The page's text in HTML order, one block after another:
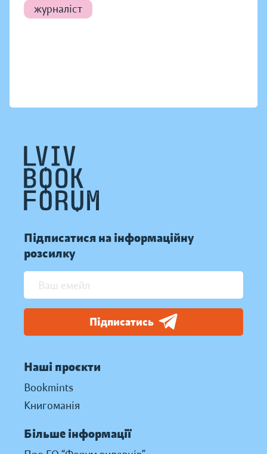
журналіст
Підписатися на інформаційну
розсилку
Підписатись
Наші проєкти
Bookmints
Книгоманія
Більше інформації